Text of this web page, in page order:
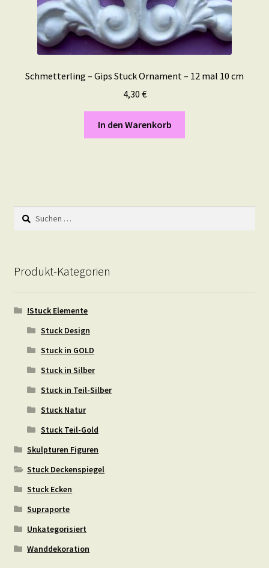
Schmetterling – Gips Stuck Ornament – 12 mal 10 cm
4,30 €
In den Warenkorb
Suchen
nach:
Produkt-Kategorien
!Stuck Elemente
Stuck Design
Stuck in GOLD
Stuck in Silber
Stuck in Teil-Silber
Stuck Natur
Stuck Teil-Gold
Skulpturen Figuren
Stuck Deckenspiegel
Stuck Ecken
Supraporte
Unkategorisiert
Wanddekoration